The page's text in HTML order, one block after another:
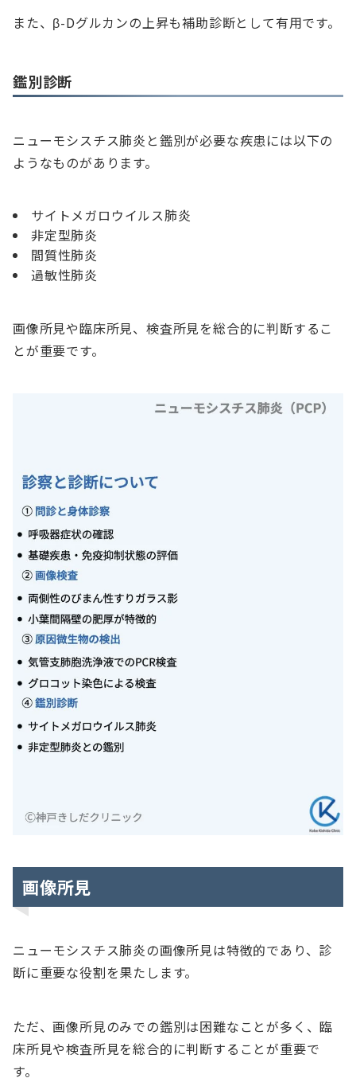
また、β-Dグルカンの上昇も補助診断として有用です。
鑑別診断
ニューモシスチス肺炎と鑑別が必要な疾患には以下の
ようなものがあります。
サイトメガロウイルス肺炎
非定型肺炎
間質性肺炎
過敏性肺炎
画像所見や臨床所見、検査所見を総合的に判断するこ
とが重要です。
画像所見
ニューモシスチス肺炎の画像所見は特徴的であり、診
断に重要な役割を果たします。
ただ、画像所見のみでの鑑別は困難なことが多く、臨
床所見や検査所見を総合的に判断することが重要で
す。